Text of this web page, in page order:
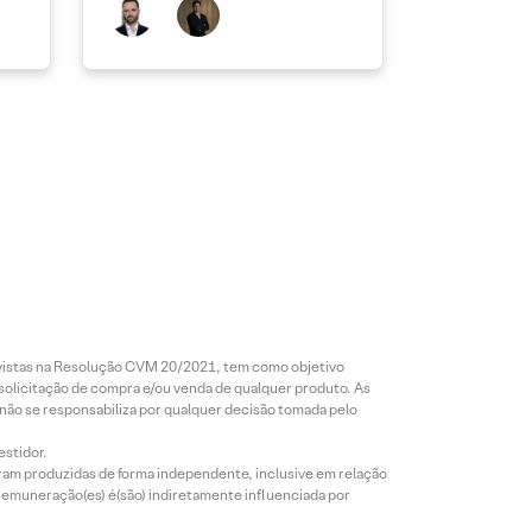
na Resolução CVM 20/2021, tem como objetivo
de compra e/ou venda de qualquer produto. As
se responsabiliza por qualquer decisão tomada pelo
produzidas de forma independente, inclusive em relação
é(são) indiretamente influenciada por